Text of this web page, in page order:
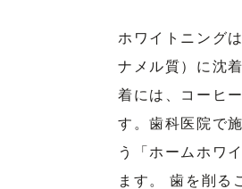
ホワイトニング
ナメル質）に沈
着には、コーヒ
す。歯科医院で
う「ホームホワ
ます。 歯を削る